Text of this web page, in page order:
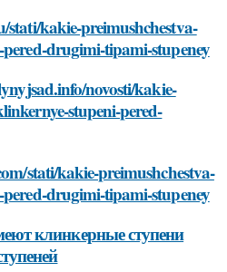
kakie-preimushchestva-
drugimi-tipami-stupeney
novosti/kakie-
stupeni-pered-
stati/kakie-preimushchestva-
drugimi-tipami-stupeney
клинкерные ступени